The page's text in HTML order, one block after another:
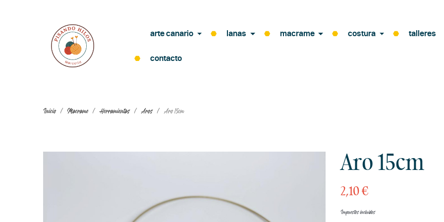
arte canario lanas macrame costura talleres
contacto
Inicio Macrame Herramientas Aros Aro 15cm
Aro 15cm
2,10 €
Impuestos incluidos